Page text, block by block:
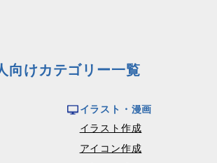
向けカテゴリー一覧
イラスト・漫画
イラスト作成
アイコン作成